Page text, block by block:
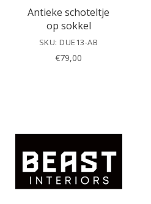
l
Antieke schoteltje
op sokkel
SKU: DUE13-AB
€79,00